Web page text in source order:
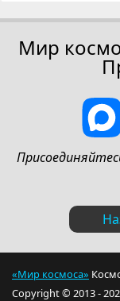
Мир
«Мир космоса»
Copyright © 2013 -